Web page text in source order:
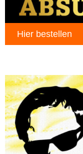
Hier bestellen